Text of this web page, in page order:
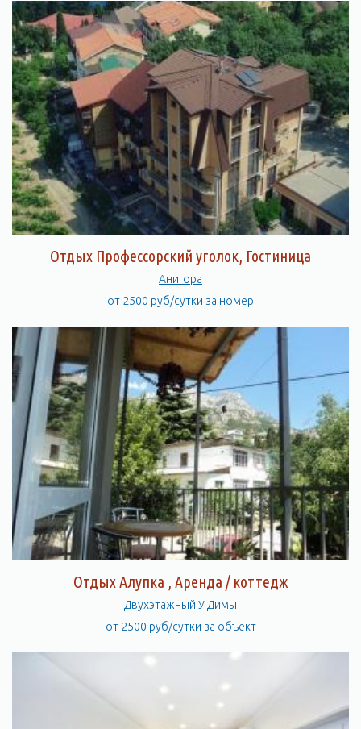
Отдых Профессорский уголок, Гостиница
Анигора
от 2500 руб/сутки за номер
Отдых Алупка , Аренда / коттедж
Двухэтажный У Димы
от 2500 руб/сутки за объект